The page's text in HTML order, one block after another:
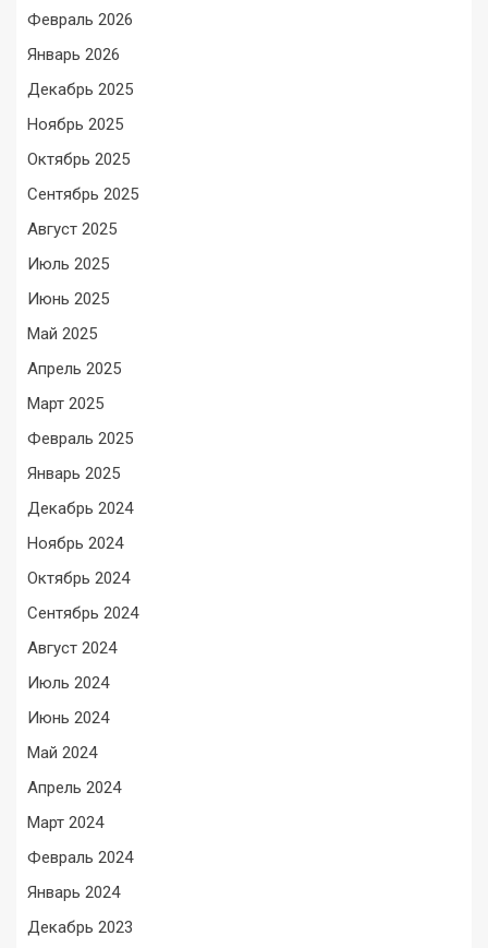
Февраль 2026
Январь 2026
Декабрь 2025
Ноябрь 2025
Октябрь 2025
Сентябрь 2025
Август 2025
Июль 2025
Июнь 2025
Май 2025
Апрель 2025
Март 2025
Февраль 2025
Январь 2025
Декабрь 2024
Ноябрь 2024
Октябрь 2024
Сентябрь 2024
Август 2024
Июль 2024
Июнь 2024
Май 2024
Апрель 2024
Март 2024
Февраль 2024
Январь 2024
Декабрь 2023